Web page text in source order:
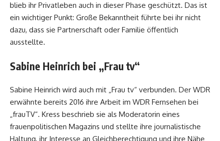
blieb ihr Privatleben auch in dieser Phase geschützt. Das ist
ein wichtiger Punkt: Große Bekanntheit führte bei ihr nicht
dazu, dass sie Partnerschaft oder Familie öffentlich
ausstellte.
Sabine Heinrich bei „Frau tv“
Sabine Heinrich wird auch mit „Frau tv“ verbunden. Der WDR
erwähnte bereits 2016 ihre Arbeit im WDR Fernsehen bei
„frauTV“. Kress beschrieb sie als Moderatorin eines
frauenpolitischen Magazins und stellte ihre journalistische
Haltung, ihr Interesse an Gleichberechtigung und ihre Nähe